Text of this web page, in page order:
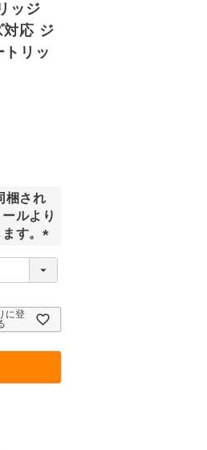
ッジ
対応 ジ
リッ
梱され
ルより
す。
(
必
)
に登